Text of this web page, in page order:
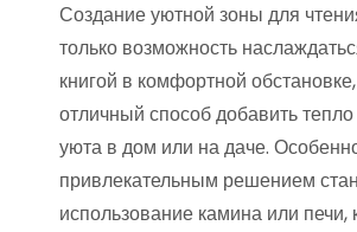
Создание уютной зоны для
только возможность
книгой в комфортной
отличный способ добавить
уюта в дом или на даче.
привлекательным решением
использование камина или печи,